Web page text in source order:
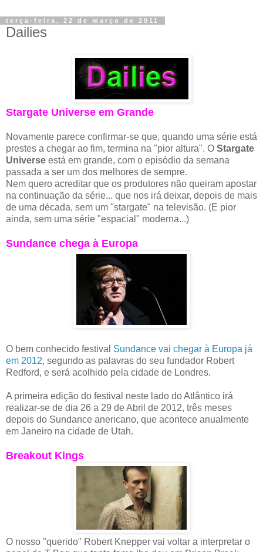
terça-feira, 22 de março de 2011
Dailies
Stargate Universe em Grande
Novamente parece confirmar-se que, quando uma série está
prestes a chegar ao fim, termina na "pior altura". O Stargate
Universe está em grande, com o episódio da semana
passada a ser um dos melhores de sempre.
Nem quero acreditar que os produtores não queiram apostar
na continuação da série... que nos irá deixar, depois de mais
de uma década, sem um "stargate" na televisão. (E pior
ainda, sem uma série "espacial" moderna...)
Sundance chega à Europa
O bem conhecido festival Sundance vai chegar à Europa já
em 2012, segundo as palavras do seu fundador Robert
Redford, e será acolhido pela cidade de Londres.
A primeira edição do festival neste lado do Atlântico irá
realizar-se de dia 26 a 29 de Abril de 2012, três meses
depois do Sundance anericano, que acontece anualmente
em Janeiro na cidade de Utah.
Breakout Kings
O nosso "querido" Robert Knepper vai voltar a interpretar o